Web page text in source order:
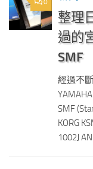
整理
過的
SMF
經過不
SMF
KORG
1002J